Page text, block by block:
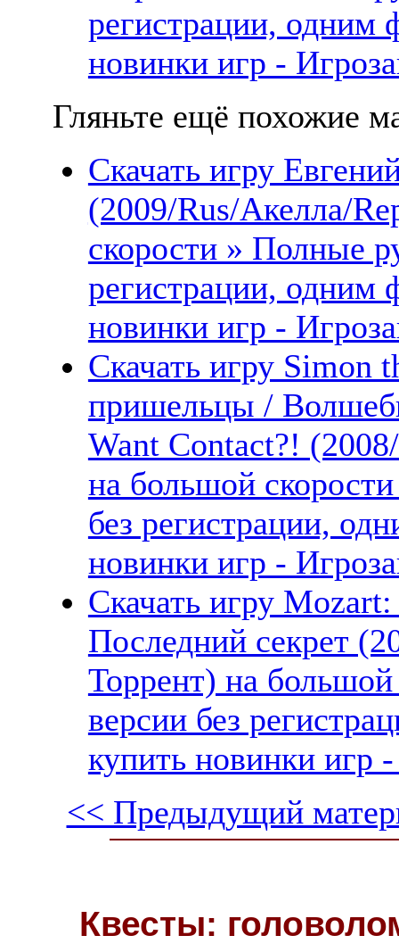
регистрации, одним
новинки игр -
Гляньте ещё похожие
Скачать игру
(2009/Rus/Акелла/
скорости » Полные
регистрации, одним
новинки игр -
Скачать игру Simon
пришельцы /
Want Contact?!
на большой
без регистрации,
новинки игр -
Скачать игру
Последний секрет
Торрент) на
версии без
купить новинки игр
<< Предыдущий
Квесты: